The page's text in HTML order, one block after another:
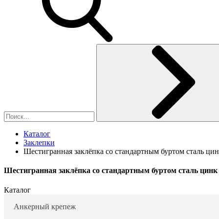
Каталог
Заклепки
Шестигранная заклёпка со стандартным буртом сталь
Шестигранная заклёпка со стандартным буртом сталь цинк
Каталог
Анкерный крепеж